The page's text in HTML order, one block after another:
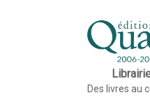
Des livres au